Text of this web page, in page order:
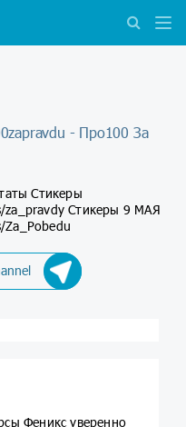
- Про100 За
Стикеры
Стикеры 9 МАЯ
Феникс уверенно